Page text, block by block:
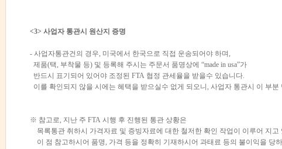
<3> 사업자 통관시 원산지 증명
- 사업자통관건의 경우, 미국에서 한국으로 직접 운송되어야 하며,
제품(택, 부착물 등) 및 등록해 주시는 주문서 품명상에 “made in usa”가
반드시 표기되어 있어야 조정된 FTA 협정 관세율을 받을수 있습니다.
이를 확인되지 않을 시에는 혜택을 받으실수 없게 되오니, 사업자 통관시 이 부분
※ 참고로, 지난 주 FTA 시행 후 진행된 통관 상황은
목록통관 취하시 가격자료 및 증빙자료에 대한 철저한 확인 작업이 이루어 지고
이 점 참고하시어 품명, 가격 등을 정확히 기재하시어 과태료 등의 불이익을 당